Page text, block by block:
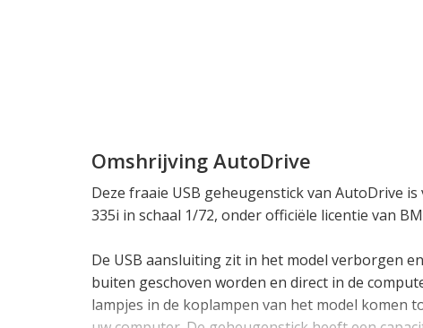
Omshrijving AutoDrive
Deze fraaie USB geheugenstick van AutoDrive
335i in schaal 1/72, onder officiële licentie van
De USB aansluiting zit in het model verborgen
buiten geschoven worden en direct in de
lampjes in de koplampen van het model komen